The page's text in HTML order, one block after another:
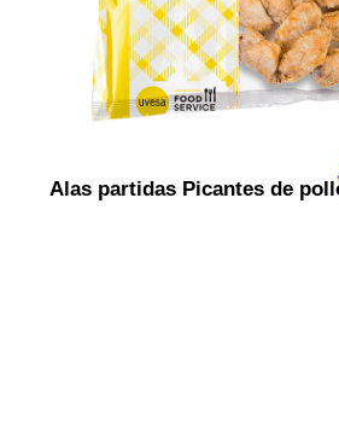
Alas partidas Picantes de